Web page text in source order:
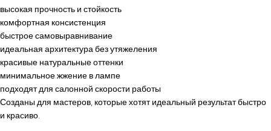
высокая прочность и стойкость
комфортная консистенция
быстрое самовыравнивание
идеальная архитектура без утяжеления
красивые натуральные оттенки
минимальное жжение в лампе
подходят для салонной скорости работы
Созданы для мастеров, которые хотят идеальный результат быстро
и красиво.